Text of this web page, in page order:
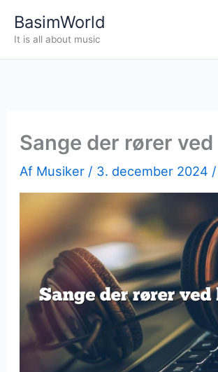
BasimWorld
It is all about music
Sange der rører
Af Musiker / 3. december 2024 /